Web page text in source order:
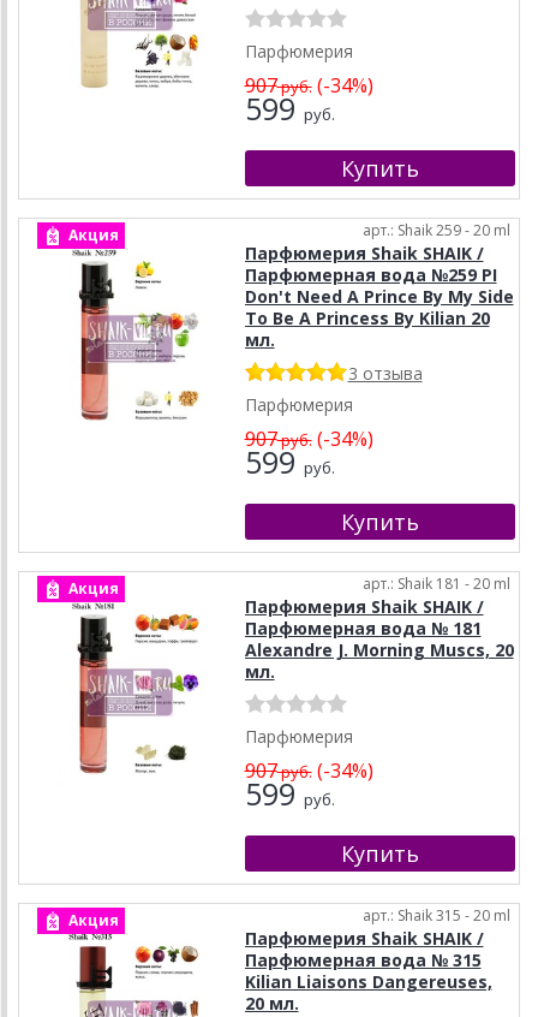
Парфюмерия
907руб.(-34%)
599 руб.
Акция арт.: Shaik 259 - 20 ml
Парфюмерия Shaik SHAIK /
Парфюмерная вода №259 PI
Don't Need A Prince By My Side
To Be A Princess By Kilian 20
мл.
3 отзыва
Парфюмерия
907руб.(-34%)
599 руб.
Акция арт.: Shaik 181 - 20 ml
Парфюмерия Shaik SHAIK /
Парфюмерная вода № 181
Alexandre J. Morning Muscs, 20
мл.
Парфюмерия
907руб.(-34%)
599 руб.
Акция арт.: Shaik 315 - 20 ml
Парфюмерия Shaik SHAIK /
Парфюмерная вода № 315
Kilian Liaisons Dangereuses,
20 мл.